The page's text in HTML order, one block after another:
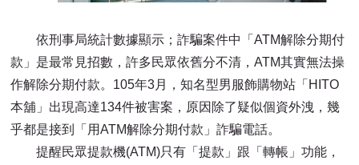
依刑事局統計數據顯示；詐騙案件中「ATM解除分期付
款」是最常見招數，許多民眾依舊分不清，ATM其實無法操
作解除分期付款。105年3月，知名型男服飾購物站「HITO
本舖」出現高達134件被害案，原因除了疑似個資外洩，幾
乎都是接到「用ATM解除分期付款」詐騙電話。
提醒民眾提款機(ATM)只有「提款」跟「轉帳」功能，